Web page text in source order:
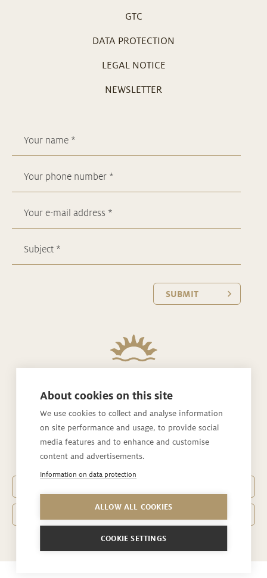
GTC
DATA PROTECTION
LEGAL NOTICE
NEWSLETTER
SUBMIT
Rickatschwende F. X. Mayr Health Retreat
Rickatschwende 1
6850 Dornbirn / Vorarlberg
About cookies on this site
We use cookies to collect and analyse information
on site performance and usage, to provide social
media features and to enhance and customise
content and advertisements.
Information on data protection
ALLOW ALL COOKIES
COOKIE SETTINGS